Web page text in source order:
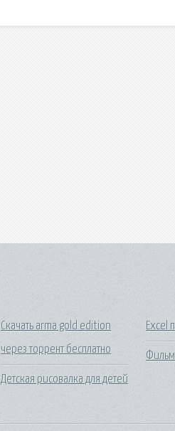
Скачать arma gold edition
через торрент бесплатно
Детская рисовалка для детей
Excel
Фильм